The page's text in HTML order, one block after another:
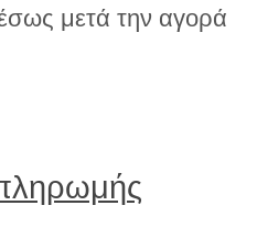
μετά την αγορά